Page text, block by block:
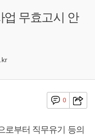
업 무효고시 안
0
로부터 직무유기 등의